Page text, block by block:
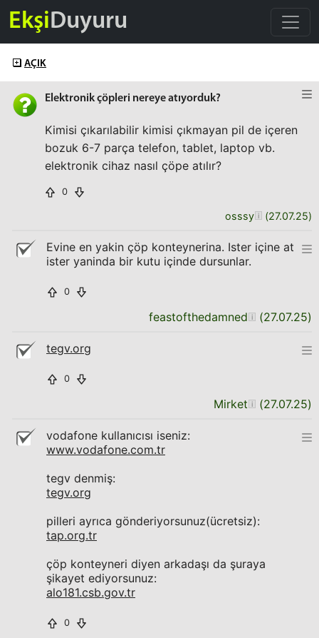
EkşiDuyuru
AÇIK
Elektronik çöpleri nereye atıyorduk?
Kimisi çıkarılabilir kimisi çıkmayan pil de içeren
bozuk 6-7 parça telefon, tablet, laptop vb.
elektronik cihaz nasıl çöpe atılır?
0
osssy (27.07.25)
Evine en yakin çöp konteynerina. Ister içine at
ister yaninda bir kutu içinde dursunlar.
0
feastofthedamned (27.07.25)
tegv.org
0
Mirket (27.07.25)
vodafone kullanıcısı iseniz:
www.vodafone.com.tr
tegv denmiş:
tegv.org
pilleri ayrıca gönderiyorsunuz(ücretsiz):
tap.org.tr
çöp konteyneri diyen arkadaşı da şuraya
şikayet ediyorsunuz:
alo181.csb.gov.tr
0